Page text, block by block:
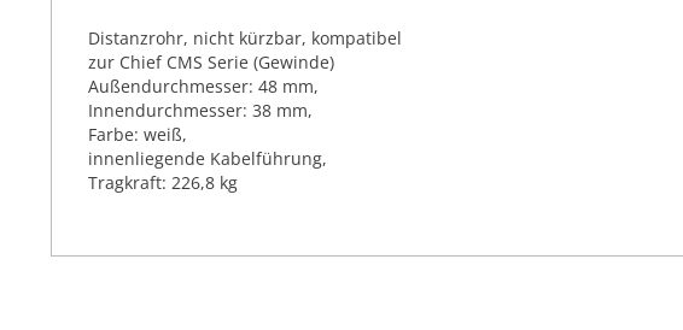
Distanzrohr, nicht kürzbar, kompatibel
zur Chief CMS Serie (Gewinde)
Außendurchmesser: 48 mm,
Innendurchmesser: 38 mm,
Farbe: weiß,
innenliegende Kabelführung,
Tragkraft: 226,8 kg